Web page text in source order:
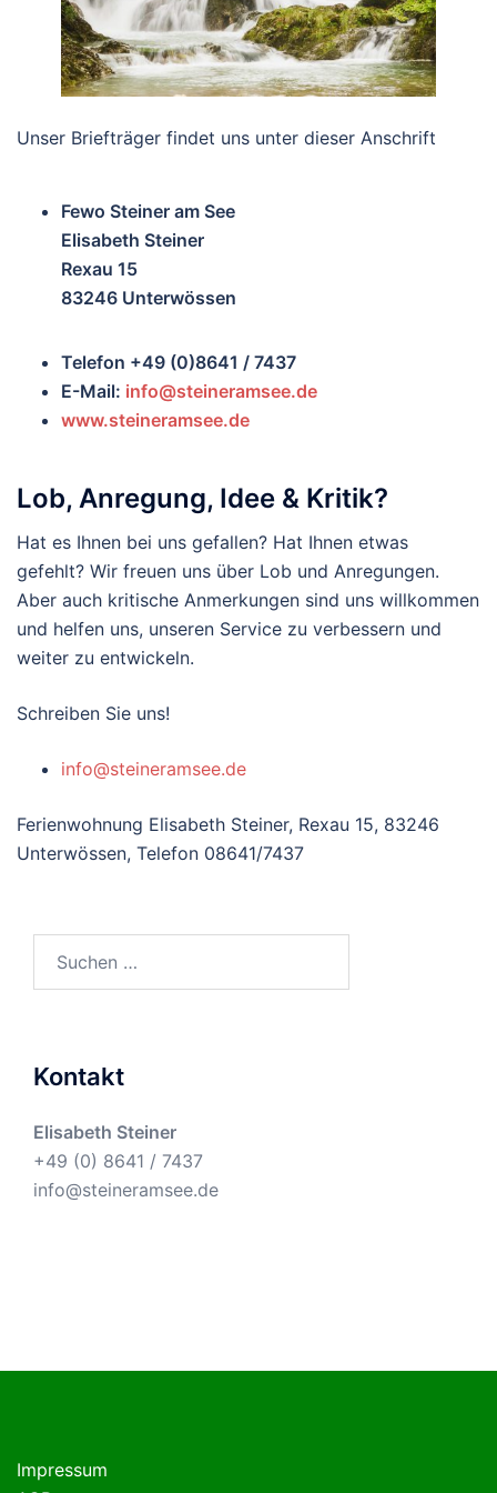
Unser Briefträger findet uns unter dieser Anschrift
Fewo Steiner am See
Elisabeth Steiner
Rexau 15
83246 Unterwössen
Telefon +49 (0)8641 / 7437
E-Mail: info@steineramsee.de
www.steineramsee.de
Lob, Anregung, Idee & Kritik?
Hat es Ihnen bei uns gefallen? Hat Ihnen etwas
gefehlt? Wir freuen uns über Lob und Anregungen.
Aber auch kritische Anmerkungen sind uns willkommen
und helfen uns, unseren Service zu verbessern und
weiter zu entwickeln.
Schreiben Sie uns!
info@steineramsee.de
Ferienwohnung Elisabeth Steiner, Rexau 15, 83246
Unterwössen, Telefon 08641/7437
Kontakt
Elisabeth Steiner
+49 (0) 8641 / 7437
info@steineramsee.de
Impressum